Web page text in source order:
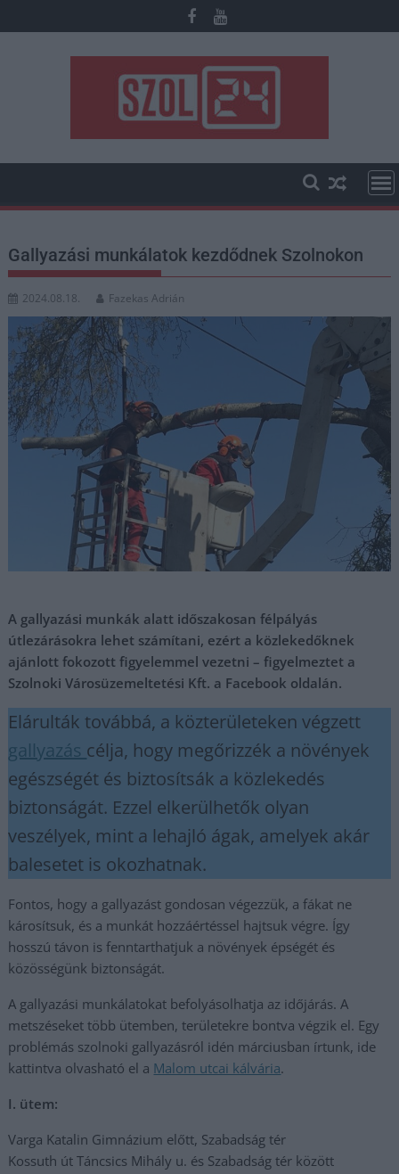
to
Gallyazási munkálatok kezdődnek Szolnokon
2024.08.18. Fazekas Adrián
A gallyazási munkák alatt időszakosan félpályás
útlezárásokra lehet számítani, ezért a közlekedőknek
ajánlott fokozott figyelemmel vezetni – figyelmeztet a
Szolnoki Városüzemeltetési Kft. a Facebook oldalán.
Elárulták továbbá, a közterületeken végzett
gallyazás célja, hogy megőrizzék a növények
egészségét és biztosítsák a közlekedés
biztonságát. Ezzel elkerülhetők olyan
veszélyek, mint a lehajló ágak, amelyek akár
balesetet is okozhatnak.
Fontos, hogy a gallyazást gondosan végezzük, a fákat ne
károsítsuk, és a munkát hozzáértéssel hajtsuk végre. Így
hosszú távon is fenntarthatjuk a növények épségét és
közösségünk biztonságát.
A gallyazási munkálatokat befolyásolhatja az időjárás. A
metszéseket több ütemben, területekre bontva végzik el. Egy
problémás szolnoki gallyazásról idén márciusban írtunk, ide
kattintva olvasható el a Malom utcai kálvária.
I. ütem:
Varga Katalin Gimnázium előtt, Szabadság tér
Kossuth út Táncsics Mihály u. és Szabadság tér között